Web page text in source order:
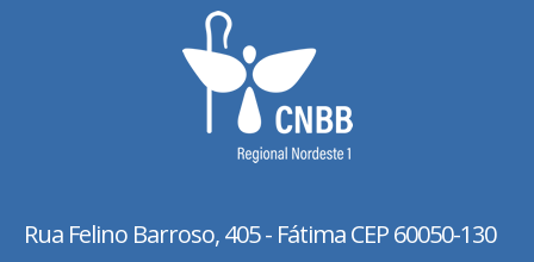
Rua Felino Barroso, 405 - FátimaCEP 60050-130